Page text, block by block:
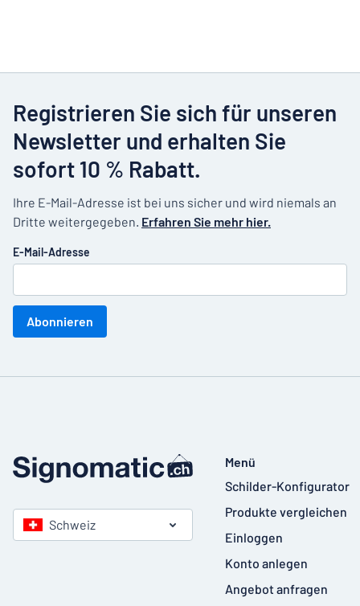
Registrieren Sie sich für unseren
Newsletter und erhalten Sie
sofort 10 % Rabatt.
Ihre E-Mail-Adresse ist bei uns sicher und wird niemals an
Dritte weitergegeben. Erfahren Sie mehr hier.
E-Mail-Adresse
Abonnieren
Schweiz
Menü
Schilder-Konfigurator
Produkte vergleichen
Einloggen
Konto anlegen
Angebot anfragen